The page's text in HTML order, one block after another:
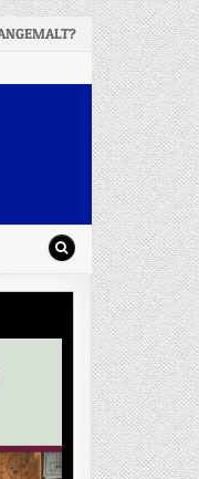
2026-08-